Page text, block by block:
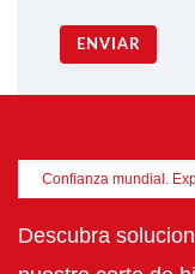
ENVIAR
Confianza mundial.
Descubra